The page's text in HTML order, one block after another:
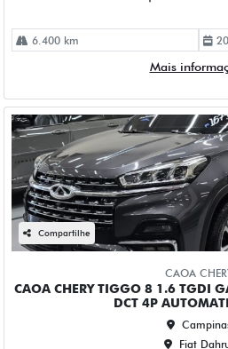
Compartilhe
CHEVROLET
CHEVROLET EQUINOX 1.5 16V
AWD
Fiat
R$